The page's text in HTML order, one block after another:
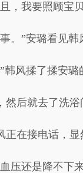
，我要照顾宝
。”安璐看见
风揉了揉安璐
后就去了洗浴
在接电话，显
压还是降不下